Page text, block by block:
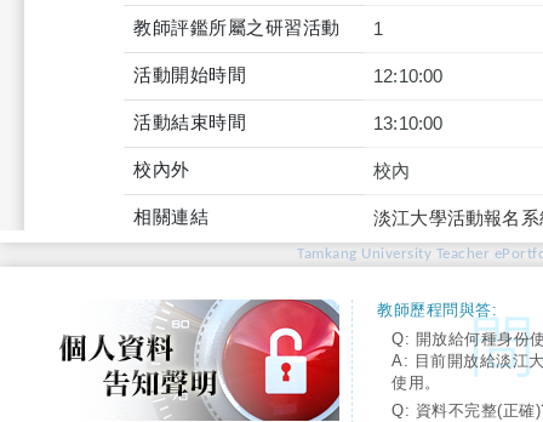
教師評鑑所屬之研習活動 1
活動開始時間 12:10:00
活動結束時間 13:10:00
校內外 校內
相關連結 淡江大學活動報名
Tamkang University Teacher
教師歷程問與答:
Q: 開放給何種身份
A: 目前開放給淡江
使用。
Q: 資料不完整(正確